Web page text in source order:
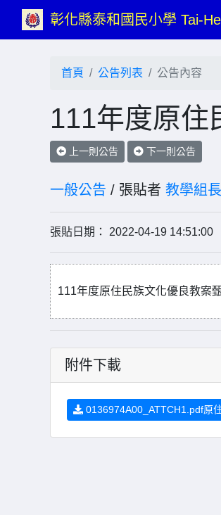
彰化縣泰和國民小學 Tai-
首頁 公告列表 公告內容
111年度原住
上一則公告 下一則公告
一般公告 / 張貼者 教學組長
張貼日期： 2022-04-19
111年度原住民族文化優良教案
附件下載
0136974A00_ATTCH1.pdf原